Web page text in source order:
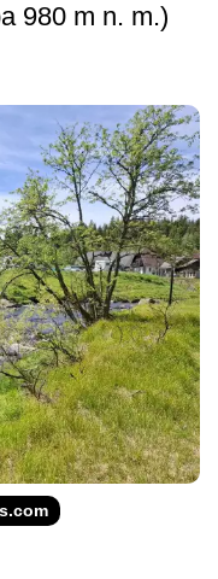
980 m n. m.)